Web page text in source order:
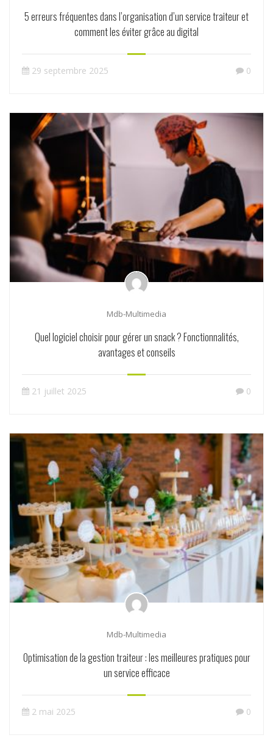
5 erreurs fréquentes dans l’organisation d’un service traiteur et
comment les éviter grâce au digital
29 septembre 2025 0
Mdb-Multimedia
Quel logiciel choisir pour gérer un snack ? Fonctionnalités,
avantages et conseils
21 juillet 2025 0
Mdb-Multimedia
Optimisation de la gestion traiteur : les meilleures pratiques pour
un service efficace
2 mai 2025 0